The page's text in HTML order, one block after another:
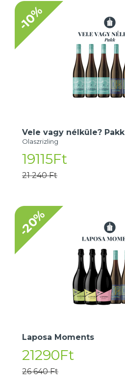
-10%
Vele vagy nélküle? Pakk
Olaszrizling
19115Ft
21 240 Ft
-20%
Laposa Moments
21290Ft
26 640 Ft